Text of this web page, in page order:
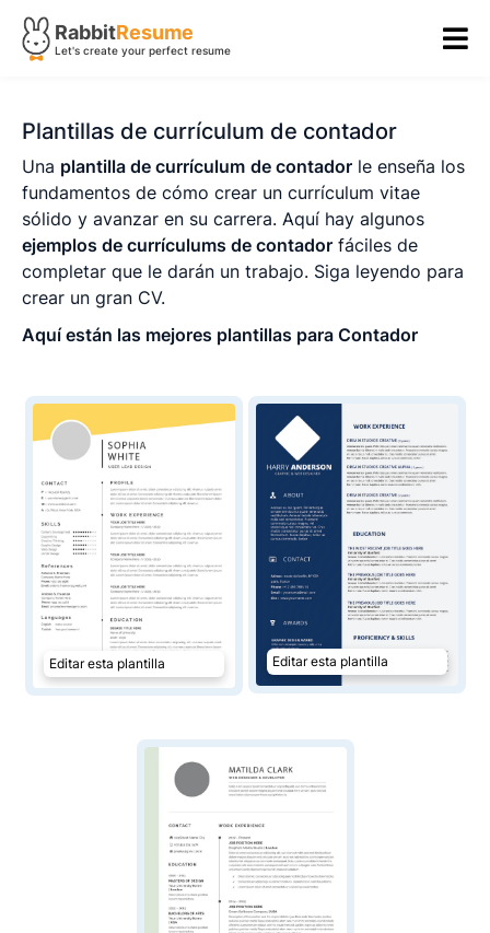
RabbitResume
Let's create your perfect resume
Plantillas de currículum de contador
Una plantilla de currículum de contador le enseña los
fundamentos de cómo crear un currículum vitae
sólido y avanzar en su carrera. Aquí hay algunos
ejemplos de currículums de contador fáciles de
completar que le darán un trabajo. Siga leyendo para
crear un gran CV.
Aquí están las mejores plantillas para Contador
Editar esta plantilla Editar esta plantilla